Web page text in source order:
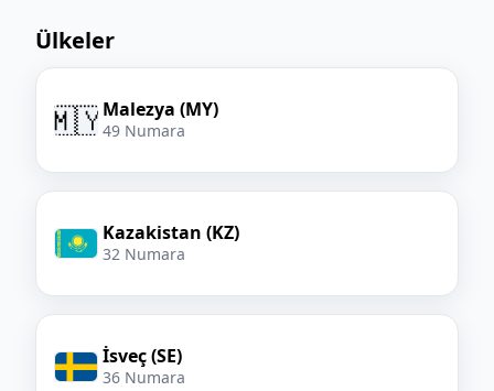
Ülkeler
🇲🇾Malezya (MY)
49 Numara
Kazakistan (KZ)
32 Numara
İsveç (SE)
36 Numara